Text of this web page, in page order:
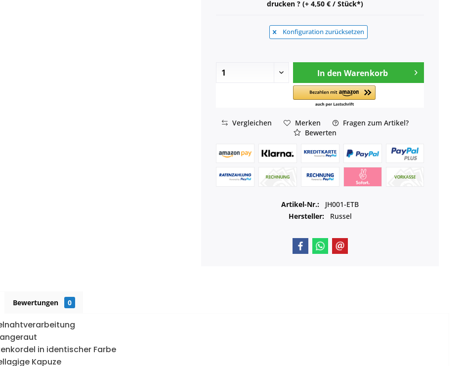
drucken ? (+ 4,50 € / Stück*)
Konfiguration zurücksetzen
In den Warenkorb
Vergleichen Merken
Fragen zum Artikel?
Bewerten
Artikel-Nr.:
JH001-ETB
Hersteller:
Russel
Bewertungen 0
in identischer Farbe
Kapuze